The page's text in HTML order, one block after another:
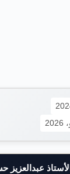
الأستاذ عبدالعزيز